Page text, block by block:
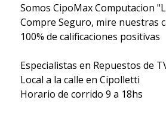
Somos CipoMax Computacion
Compre Seguro, mire nuestras
100% de calificaciones positivas
Especialistas en Repuestos de
Local a la calle en Cipolletti
Horario de corrido 9 a 18hs